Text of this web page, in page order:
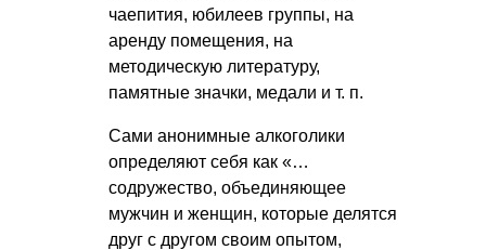
чаепития, юбилеев группы, на
аренду помещения, на
методическую литературу,
памятные значки, медали и т. п.
Сами анонимные алкоголики
определяют себя как «…
содружество, объединяющее
мужчин и женщин, которые делятся
друг с другом своим опытом,